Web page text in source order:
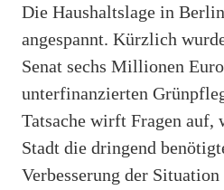
Die Haushaltslage in
angespannt. Kürzlich
Senat sechs Millionen
unterfinanzierten
Tatsache wirft Fragen auf,
Stadt die dringend
Verbesserung der